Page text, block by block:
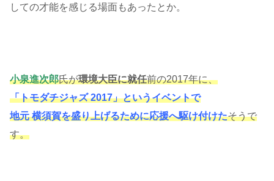
しての才能を感じる場面もあったとか。
小泉進次郎氏が環境大臣に就任前の2017年に、
「トモダチジャズ 2017」というイベントで
地元 横須賀を盛り上げるために応援へ駆け付けたそうで
す。